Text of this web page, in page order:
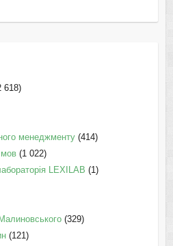
618)
менеджменту(414)
(1 022)
LEXILAB (1)
(329)
(121)